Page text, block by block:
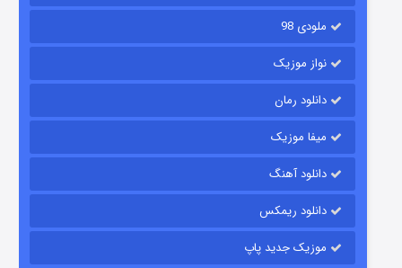
قسمت۱۵ (دوبله) منتشر شد
ملودی 98
نواز موزیک
دانلود رمان
میفا موزیک
دانلود آهنگ
دانلود ریمکس
موزیک جدید پاپ